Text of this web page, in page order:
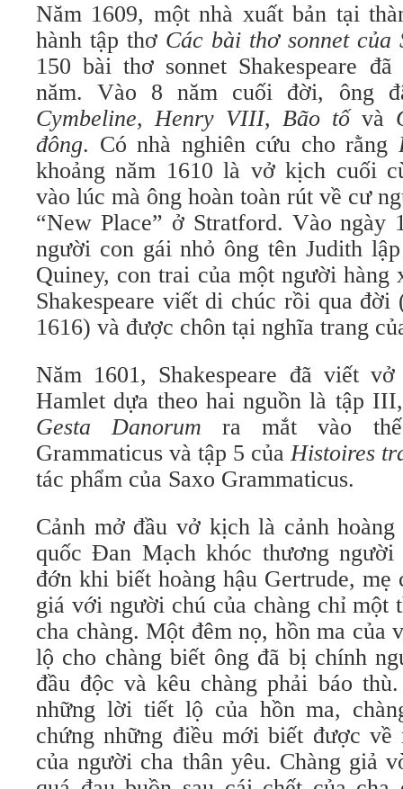
Năm 1609, một nhà xuất bản tại
hành tập thơ Các bài thơ sonnet của
150 bài thơ sonnet Shakespeare
năm. Vào 8 năm cuối đời, ông
Cymbeline,Henry VIII, Bão tốvà
đông. Có nhà nghiên cứu cho rằng
khoảng năm 1610 là vở kịch cuối
vào lúc mà ông hoàn toàn rút về cư
“New Place” ở Stratford. Vào ngày
người con gái nhỏ ông tên Judith
Quiney, con trai của một người hàng
Shakespeare viết di chúc rồi qua đời
1616) và được chôn tại nghĩa trang
Năm 1601, Shakespeare đã viết
Hamlet dựa theo hai nguồn là tập
Gesta Danorum ra mắt vào
Grammaticus và tập 5 củaHistoires
tác phẩm của Saxo Grammaticus.
Cảnh mở đầu vở kịch là cảnh
quốc Đan Mạch khóc thương
đớn khi biết hoàng hậu Gertrude, mẹ
giá với người chú của chàng chỉ một
cha chàng. Một đêm nọ, hồn ma của
lộ cho chàng biết ông đã bị chính
đầu độc và kêu chàng phải báo
những lời tiết lộ của hồn ma,
chứng những điều mới biết được về
của người cha thân yêu. Chàng giả